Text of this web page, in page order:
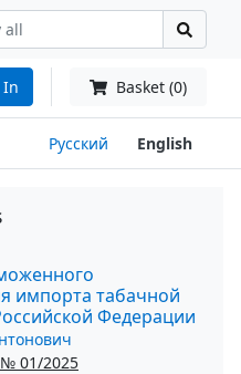
In Basket (0)
Русский English
импорта табачной
Федерации
01/2025